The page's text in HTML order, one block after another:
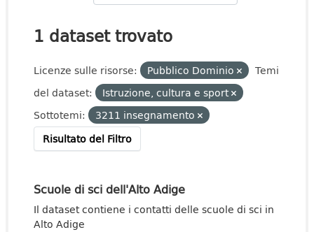
1 dataset trovato
Licenze sulle risorse: Pubblico Dominio
Temi
del dataset:
Istruzione, cultura e sport
Sottotemi:
3211 insegnamento
Risultato del Filtro
Scuole di sci dell'Alto Adige
Il dataset contiene i contatti delle scuole di sci in
Alto Adige